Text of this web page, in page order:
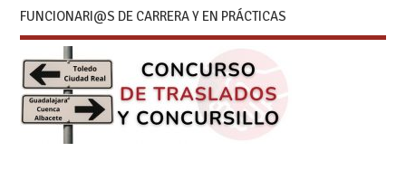
FUNCIONARI@S DE CARRERA Y EN PRÁCTICAS